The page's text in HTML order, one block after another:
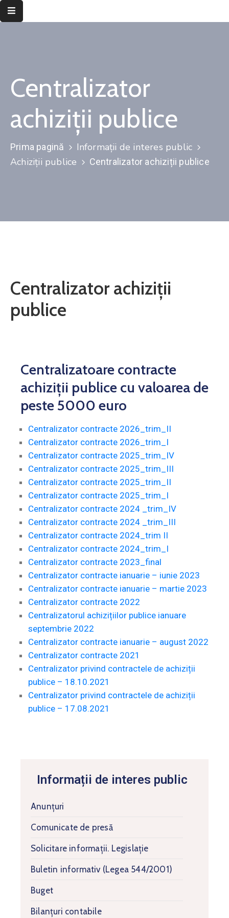
Informații
de
public
decizională
Timiș
Oficial
Local
Centralizator
achiziții publice
Prima pagină
Informații de interes public
Achiziții publice
Centralizator achiziții publice
Centralizator achiziții
publice
Informații de interes public
Anunțuri
Comunicate de presă
Solicitare informaţii. Legislație
Buletin informativ (Legea 544/2001)
Buget
Bilanțuri contabile
Centralizatoare contracte
achiziții publice cu valoarea de
peste 5000 euro
Centralizator contracte 2026_trim_II
Centralizator contracte 2026_trim_I
Centralizator contracte 2025_trim_IV
Centralizator contracte 2025_trim_III
Centralizator contracte 2025_trim_II
Centralizator contracte 2025_trim_I
Centralizator contracte 2024 _trim_IV
Centralizator contracte 2024 _trim_III
Centralizator contracte 2024_trim II
Centralizator contracte 2024_trim_I
Centralizator contracte 2023_final
Centralizator contracte ianuarie – iunie 2023
Centralizator contracte ianuarie – martie 2023
Centralizator contracte 2022
Centralizatorul achizițiilor publice ianuare
septembrie 2022
Centralizator contracte ianuarie – august 2022
Centralizator contracte 2021
Centralizator privind contractele de achiziții
publice – 18.10.2021
Centralizator privind contractele de achiziții
publice – 17.08.2021